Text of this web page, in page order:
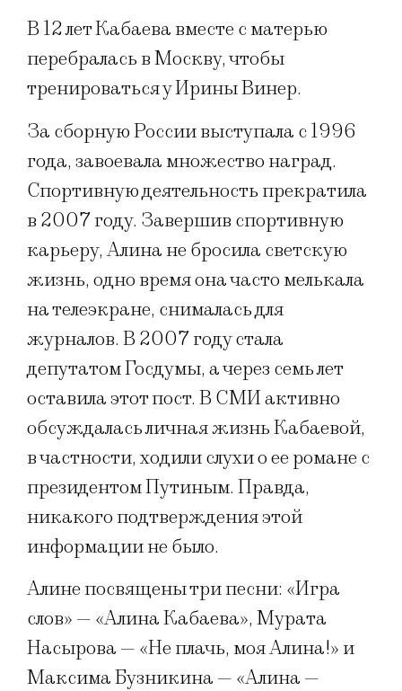
В 12 лет Кабаева вместе с матерью
перебралась в Москву, чтобы
тренироваться у Ирины Винер.
За сборную России выступала с 1996
года, завоевала множество наград.
Спортивную деятельность прекратила
в 2007 году. Завершив спортивную
карьеру, Алина не бросила светскую
жизнь, одно время она часто мелькала
на телеэкране, снималась для
журналов. В 2007 году стала
депутатом Госдумы, а через семь лет
оставила этот пост. В СМИ активно
обсуждалась личная жизнь Кабаевой,
в частности, ходили слухи о ее романе с
президентом Путиным. Правда,
никакого подтверждения этой
информации не было.
Алине посвящены три песни: «Игра
слов» — «Алина Кабаева», Мурата
Насырова — «Не плачь, моя Алина!» и
Максима Бузникина — «Алина —